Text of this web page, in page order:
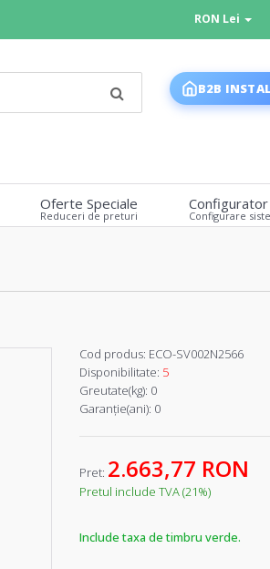
RON Lei
B2B
Oferte Speciale
Reduceri de preturi
Configurator
Configurare
Cod produs: ECO-SV002N2566
Disponibilitate: 5
Greutate(kg): 0
Garanţie(ani): 0
Pret: 2.663,77 RON
Pretul include TVA (21%)
Include taxa de timbru verde.